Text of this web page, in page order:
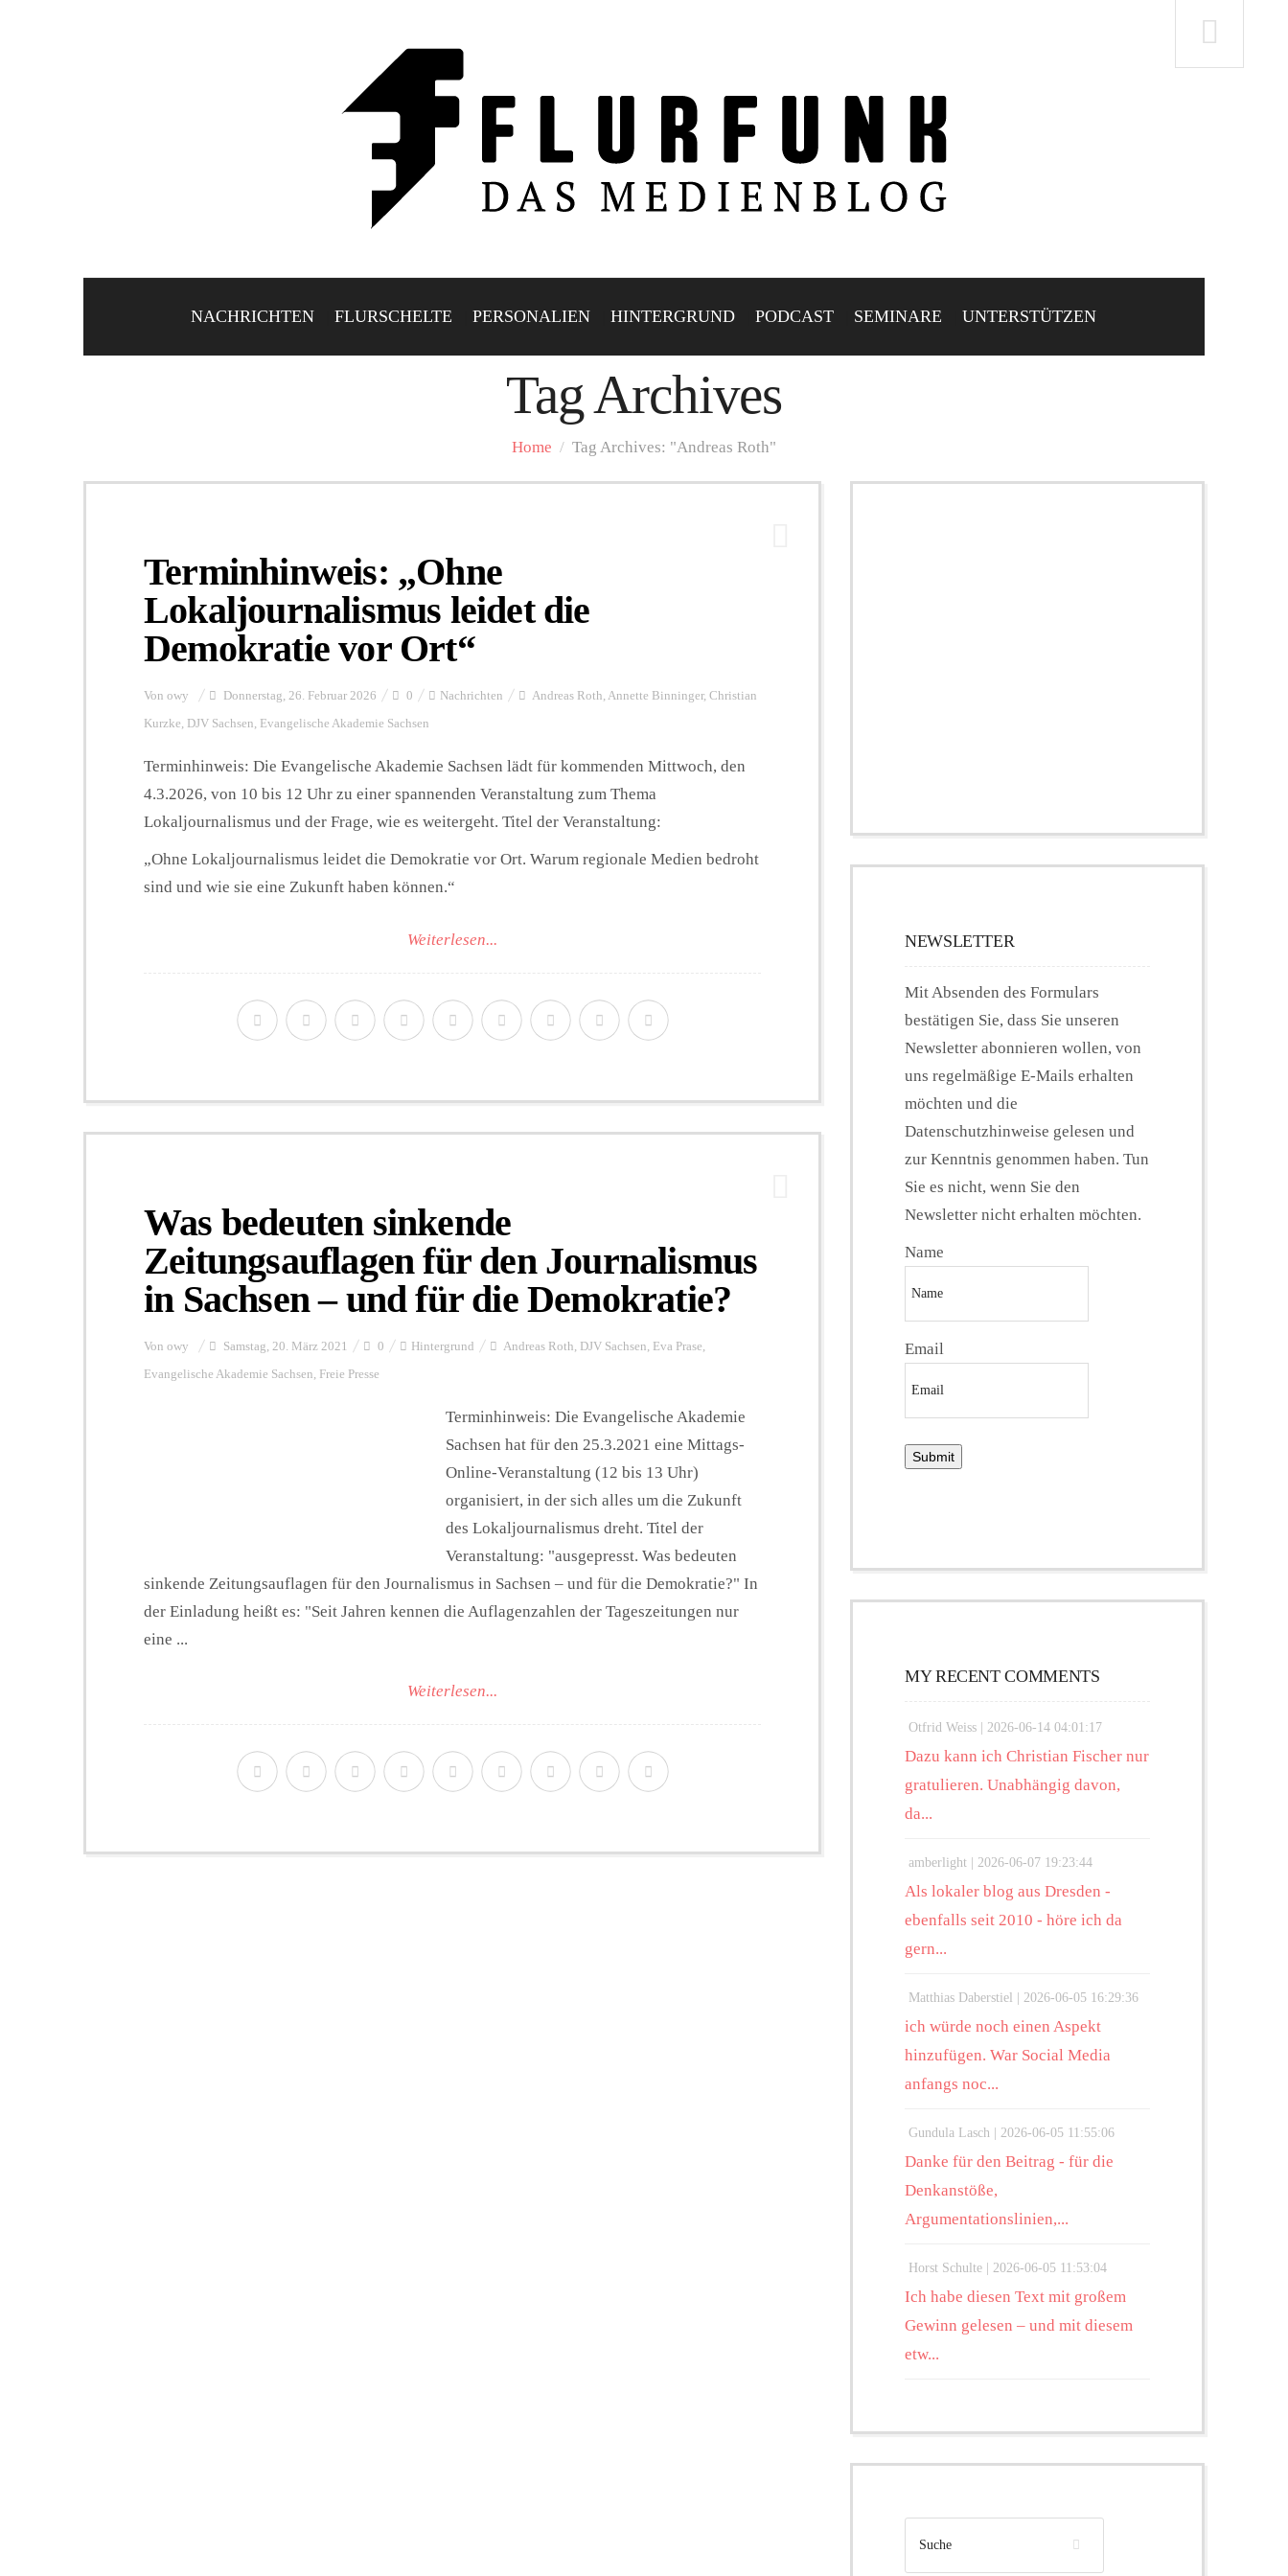
NACHRICHTEN FLURSCHELTE PERSONALIEN HINTERGRUND PODCAST SEMINARE UNTERSTÜTZEN
Tag Archives
Home / Tag Archives: "Andreas Roth"
Terminhinweis: „Ohne
Lokaljournalismus leidet die
Demokratie vor Ort“
Von owy Donnerstag, 26. Februar 2026 0 Nachrichten Andreas Roth, Annette Binninger, Christian
Kurzke, DJV Sachsen, Evangelische Akademie Sachsen
Terminhinweis: Die Evangelische Akademie Sachsen lädt für kommenden Mittwoch, den
4.3.2026, von 10 bis 12 Uhr zu einer spannenden Veranstaltung zum Thema
Lokaljournalismus und der Frage, wie es weitergeht. Titel der Veranstaltung:
„Ohne Lokaljournalismus leidet die Demokratie vor Ort. Warum regionale Medien bedroht
sind und wie sie eine Zukunft haben können.“
Weiterlesen...
Was bedeuten sinkende
Zeitungsauflagen für den Journalismus
in Sachsen – und für die Demokratie?
Von owy Samstag, 20. März 2021 0 Hintergrund Andreas Roth DJV Sachsen Eva Prase
Evangelische Akademie Sachsen Freie Presse
Terminhinweis: Die Evangelische Akademie
Sachsen hat für den 25.3.2021 eine Mittags-
Online-Veranstaltung (12 bis 13 Uhr)
organisiert, in der sich alles um die Zukunft
des Lokaljournalismus dreht. Titel der
Veranstaltung: "ausgepresst. Was bedeuten
sinkende Zeitungsauflagen für den Journalismus in Sachsen – und für die Demokratie?" In
der Einladung heißt es: "Seit Jahren kennen die Auflagenzahlen der Tageszeitungen nur
eine ...
Weiterlesen...
NEWSLETTER
Mit Absenden des Formulars
bestätigen Sie, dass Sie unseren
Newsletter abonnieren wollen, von
uns regelmäßige E-Mails erhalten
möchten und die
Datenschutzhinweise gelesen und
zur Kenntnis genommen haben. Tun
Sie es nicht, wenn Sie den
Newsletter nicht erhalten möchten.
Name
Email
MY RECENT COMMENTS
Otfrid Weiss | 2026-06-14 04:01:17
Dazu kann ich Christian Fischer nur
gratulieren. Unabhängig davon,
da...
amberlight | 2026-06-07 19:23:44
Als lokaler blog aus Dresden -
ebenfalls seit 2010 - höre ich da
gern...
Matthias Daberstiel | 2026-06-05 16:29:36
ich würde noch einen Aspekt
hinzufügen. War Social Media
anfangs noc...
Gundula Lasch | 2026-06-05 11:55:06
Danke für den Beitrag - für die
Denkanstöße,
Argumentationslinien,...
Horst Schulte | 2026-06-05 11:53:04
Ich habe diesen Text mit großem
Gewinn gelesen – und mit diesem
etw...